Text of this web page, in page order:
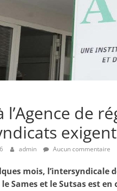
l’Agence de
admin Aucun commentaire
mois, l’intersyndicale
Sames et le Sutsas est